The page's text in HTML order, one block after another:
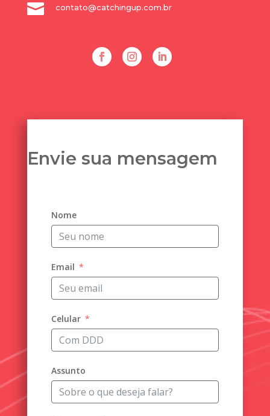
 contato@catchingup.com.br
Envie sua mensagem
Nome
Email
Celular
Assunto